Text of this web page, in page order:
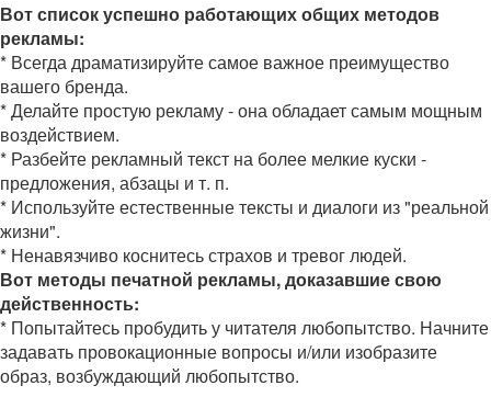
Вот список успешно работающих общих методов
рекламы:
* Всегда драматизируйте самое важное преимущество
вашего бренда.
* Делайте простую рекламу - она обладает самым мощным
воздействием.
* Разбейте рекламный текст на более мелкие куски -
предложения, абзацы и т. п.
* Используйте естественные тексты и диалоги из "реальной
жизни".
* Ненавязчиво коснитесь страхов и тревог людей.
Вот методы печатной рекламы, доказавшие свою
действенность:
* Попытайтесь пробудить у читателя любопытство. Начните
задавать провокационные вопросы и/или изобразите
образ, возбуждающий любопытство.